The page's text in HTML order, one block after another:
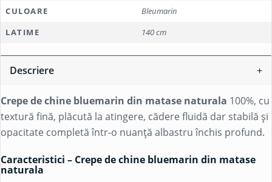
Descriere
Crepe de chine bluemarin din matase naturala 100%, cu
textură fină, plăcută la atingere, cădere fluidă dar stabilă și
opacitate completă într-o nuanță albastru închis profund.
Caracteristici – Crepe de chine bluemarin din matase
naturala
CULOARE
Bleumarin
LATIME
140 cm